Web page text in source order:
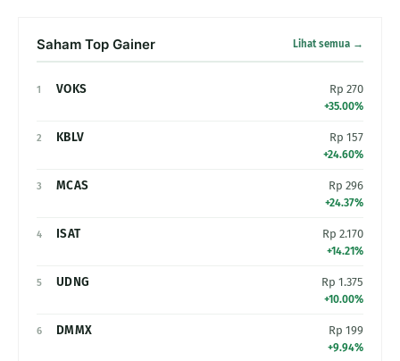
Saham Top Gainer Lihat semua →
1 VOKS Rp 270
+35.00%
2 KBLV Rp 157
+24.60%
3 MCAS Rp 296
+24.37%
4 ISAT Rp 2.170
+14.21%
5 UDNG Rp 1.375
+10.00%
6 DMMX Rp 199
+9.94%